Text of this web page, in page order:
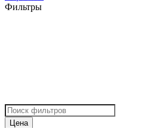
Фильтры
Цена